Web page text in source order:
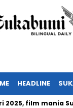
HEADLINE
mania